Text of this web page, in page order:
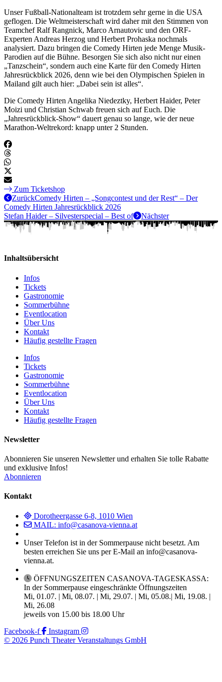
Unser Fußball-Nationalteam ist trotzdem sehr gerne in die USA
geflogen. Die Weltmeisterschaft wird daher mit den Stimmen von
Teamchef Ralf Rangnick, Marco Arnautovic und den ORF-
Experten Andreas Herzog und Herbert Prohaska nochmals
analysiert. Dazu bringen die Comedy Hirten jede Menge Musik-
Parodien auf die Bühne. Besorgen Sie sich also nicht nur einen
„Tanzschein“, sondern auch eine Karte für den Comedy Hirten
Jahresrückblick 2026, denn wie bei den Olympischen Spielen in
Mailand gilt auch hier: „Dabei sein ist alles“.
Die Comedy Hirten Angelika Niedeztky, Herbert Haider, Peter
Moizi und Christian Schwab freuen sich auf Euch. Die
„Jahresrückblick-Show“ dauert genau so lange, wie der neue
Marathon-Weltrekord: knapp unter 2 Stunden.
Zum Ticketshop
ZurückComedy Hirten – „Songcontest und der Rest“ – Der
Comedy Hirten Jahresrückblick 2026
Stefan Haider – Silvesterspecial – Best of
Nächster
Inhaltsübersicht
Infos
Tickets
Gastronomie
Sommerbühne
Eventlocation
Über Uns
Kontakt
Häufig gestellte Fragen
Infos
Tickets
Gastronomie
Sommerbühne
Eventlocation
Über Uns
Kontakt
Häufig gestellte Fragen
Newsletter
Abonnieren Sie unseren Newsletter und erhalten Sie tolle Rabatte
und exklusive Infos!
Abonnieren
Kontakt
Dorotheergasse 6-8, 1010 Wien
MAIL: info@casanova-vienna.at
Unser Telefon ist in der Sommerpause nicht besetzt. Am
besten erreichen Sie uns per E-Mail an info@casanova-
vienna.at.
ÖFFNUNGSZEITEN CASANOVA-TAGESKASSA:
In der Sommerpause eingeschränkte Öffnungszeiten
Mi, 01.07. | Mi, 08.07. | Mi, 29.07. | Mi, 05.08.| Mi, 19.08. |
Mi, 26.08
jeweils von 15.00 bis 18.00 Uhr
Facebook-f
Instagram
© 2026 Punch Theater Veranstaltungs GmbH